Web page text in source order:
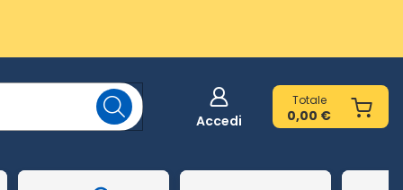
Accedi
Totale
0,00 €